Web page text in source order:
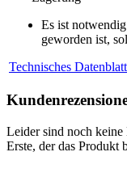
Es ist
geworden ist,
Technisches
Leider sind noch keine
Erste, der das Produkt